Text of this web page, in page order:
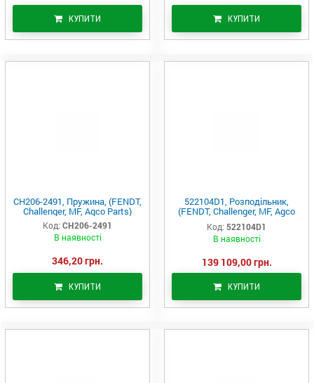
КУПИТИ КУПИТИ
CH206-2491, Пружина, (FENDT,
Challenger, MF, Agco Parts)
Код: CH206-2491
В наявності
346,20 грн.
КУПИТИ
522104D1, Розподільник,
(FENDT, Challenger, MF, Agco
Parts)
Код: 522104D1
В наявності
139 109,00 грн.
КУПИТИ